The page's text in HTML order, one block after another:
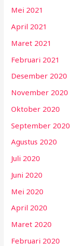
Mei 2021
April 2021
Maret 2021
Februari 2021
Desember 2020
November 2020
Oktober 2020
September 2020
Agustus 2020
Juli 2020
Juni 2020
Mei 2020
April 2020
Maret 2020
Februari 2020